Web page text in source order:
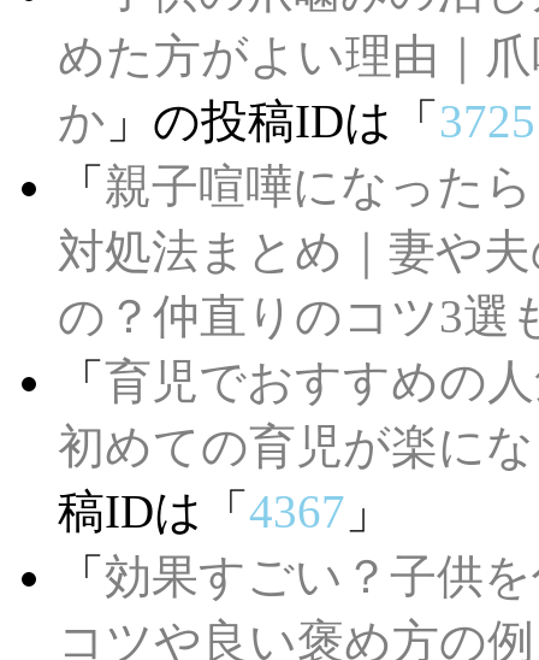
めた方がよい理由｜
か 」の投稿IDは「 3725
「 親子喧嘩になった
対処法まとめ｜妻や
の？仲直りのコツ3選
「 育児でおすすめの
初めての育児が楽に
稿IDは「 4367 」
「 効果すごい？子供
コツや良い褒め方の例